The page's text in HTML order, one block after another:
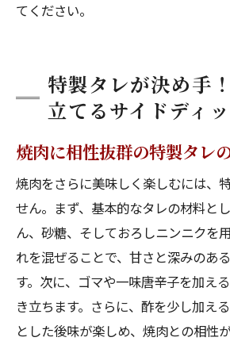
てください。
特製タレが決め手
立てるサイドディ
焼肉に相性抜群の特製タレ
焼肉をさらに美味しく楽しむには、
せん。まず、基本的なタレの材料と
ん、砂糖、そしておろしニンニクを
れを混ぜることで、甘さと深みのあ
す。次に、ゴマや一味唐辛子を加え
き立ちます。さらに、酢を少し加え
とした後味が楽しめ、焼肉との相性